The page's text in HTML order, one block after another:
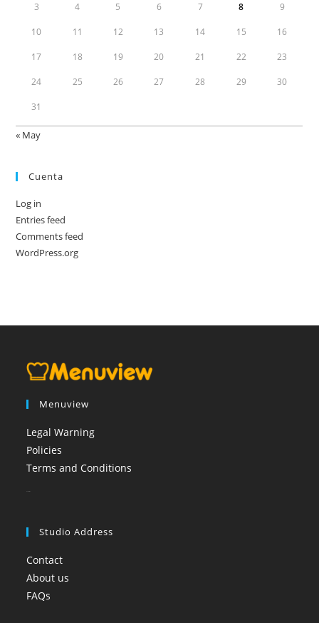
3 4 5 6 7 8 9
10 11 12 13 14 15 16
17 18 19 20 21 22 23
24 25 26 27 28 29 30
31
« May
Cuenta
Log in
Entries feed
Comments feed
WordPress.org
Menuview
Legal Warning
Policies
Terms and Conditions
Studio Address
Contact
About us
FAQs